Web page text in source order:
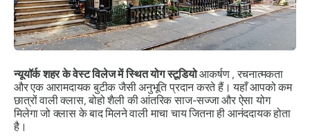
न्यूयॉर्क शहर के वेस्ट विलेज में स्थित योग स्टूडियोआकर्षण , रचनात्मकता
और एक आरामदायक बुटीक जैसी अनुभूति प्रदान करते हैं। यहाँ आपको कम
छात्रों वाली क्लास, बोहो शैली की आंतरिक साज-सज्जा और ऐसा योग
मिलेगा जो क्लास के बाद मिलने वाली माचा चाय जितना ही आनंददायक होता
है।